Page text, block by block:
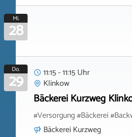
Mi.
28
Do.
29
11:15 - 11:15 Uhr
Klinkow
Bäckerei Kurzweg
#Versorgung #Bäckerei
Bäckerei Kurzweg